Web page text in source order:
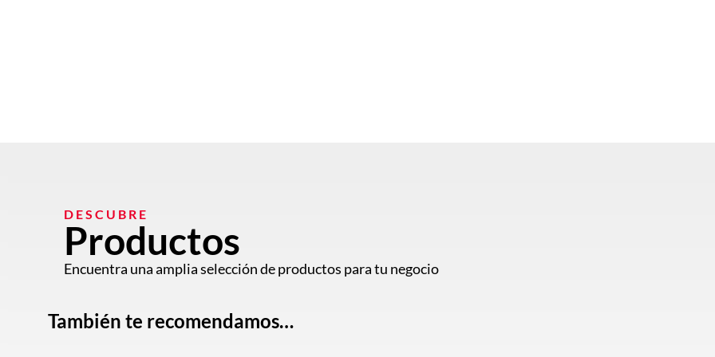
DESCUBRE
Productos
Encuentra una amplia selección de productos para tu negocio
También te recomendamos…